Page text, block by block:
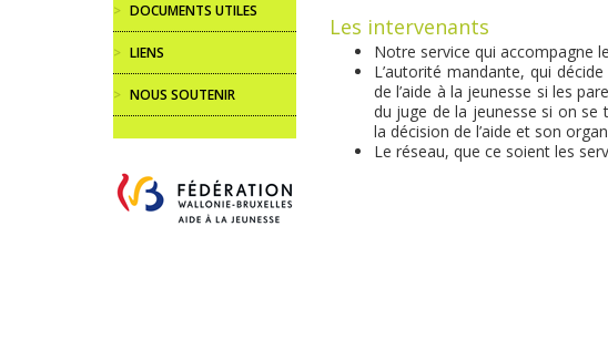
> DOCUMENTS UTILES
> LIENS
> NOUS SOUTENIR
Les intervenants
Notre service qui accompagne
L’autorité mandante, qui
de l’aide à la jeunesse si les
du juge de la jeunesse si on se
la décision de l’aide et son
Le réseau, que ce soient les